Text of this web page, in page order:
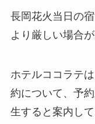
長岡花火当日の
より厳しい場合が
ホテルココラテ
約について、予
生すると案内して